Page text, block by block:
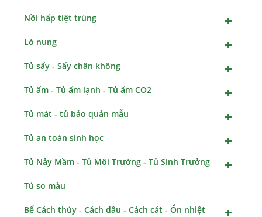
Nồi hấp tiệt trùng
Lò nung
Tủ sấy - Sấy chân không
Tủ ấm - Tủ ấm lạnh - Tủ ấm CO2
Tủ mát - tủ bảo quản mẫu
Tủ an toàn sinh học
Tủ Nảy Mầm - Tủ Môi Trường - Tủ Sinh Trưởng
Tủ so màu
Bể Cách thủy - Cách dầu - Cách cát - Ổn nhiệt